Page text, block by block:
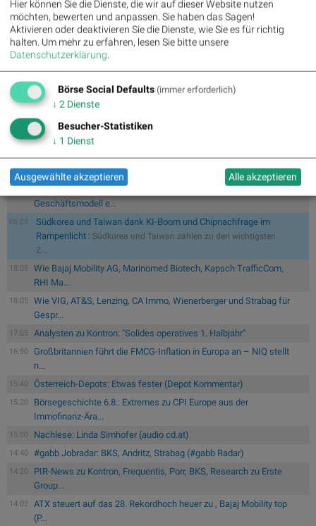
der Hebelprodukte ein.
>> Besuchen Sie 55 weitere Partner aufboerse-
social.com/partner
18:25
Wiener Börse: ATX geht 0,61 Prozent fester aus der Donnerstag-
Sitzung
18:24
Wiener Börse Nebenwerte-Blick: Bajaj Mobility steigt bei hohen
Umsä...
18:17
Zehn Vokabeln für ein Börsen-Debüt: Wie Asta sein
Geschäftsmodell e...
05.08.
Südkorea und Taiwan dank KI-Boom und Chipnachfrage im
Rampenlicht : Südkorea und Taiwan zählen zu den wichtigsten
Z...
18:05
Wie Bajaj Mobility AG, Marinomed Biotech, Kapsch TrafficCom,
RHI Ma...
18:05
Wie VIG, AT&S, Lenzing, CA Immo, Wienerberger und Strabag für
Gespr...
17:05 Analysten zu Kontron: "Solides operatives 1. Halbjahr"
16:50
Großbritannien führt die FMCG-Inflation in Europa an – NIQ stellt
n...
15:40 Österreich-Depots: Etwas fester (Depot Kommentar)
15:20
Börsegeschichte 6.8.: Extremes zu CPI Europe aus der
Immofinanz-Ära...
15:00 Nachlese: Linda Simhofer (audio cd.at)
14:40 #gabb Jobradar: BKS, Andritz, Strabag (#gabb Radar)
14:20
PIR-News zu Kontron, Frequentis, Porr, BKS, Research zu Erste
Group...
14:02
ATX steuert auf das 28. Rekordhoch heuer zu , Bajaj Mobility top
(P...
Hier können Sie die Dienste, die wir auf dieser Website nutzen
möchten, bewerten und anpassen. Sie haben das Sagen!
Aktivieren oder deaktivieren Sie die Dienste, wie Sie es für richtig
halten. Um mehr zu erfahren, lesen Sie bitte unsere
Datenschutzerklärung.
Börse Social Defaults (immer erforderlich)
↓ 2 Dienste
Besucher-Statistiken
↓ 1 Dienst
Ausgewählte akzeptieren Alle akzeptieren